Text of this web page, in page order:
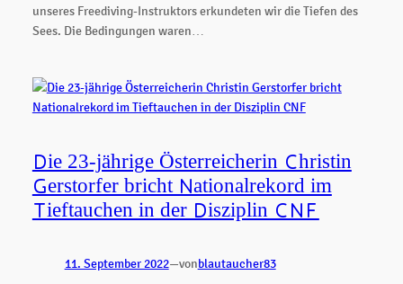
unseres Freediving-Instruktors erkundeten wir die Tiefen des
Sees. Die Bedingungen waren…
Die 23-jährige Österreicherin Christin
Gerstorfer bricht Nationalrekord im
Tieftauchen in der Disziplin CNF
11. September 2022—vonblautaucher83